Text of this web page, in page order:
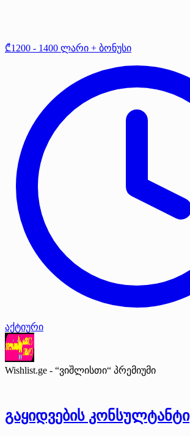
₾1200 - 1400 ლარი + ბონუსი
აქტიური
Wishlist.ge - “ვიშლისთი“ პრემიუმი
გაყიდვების კონსულტანტი